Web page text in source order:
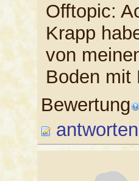
Offtopic:
Krapp
von
Boden mit
Bewertung
antworten